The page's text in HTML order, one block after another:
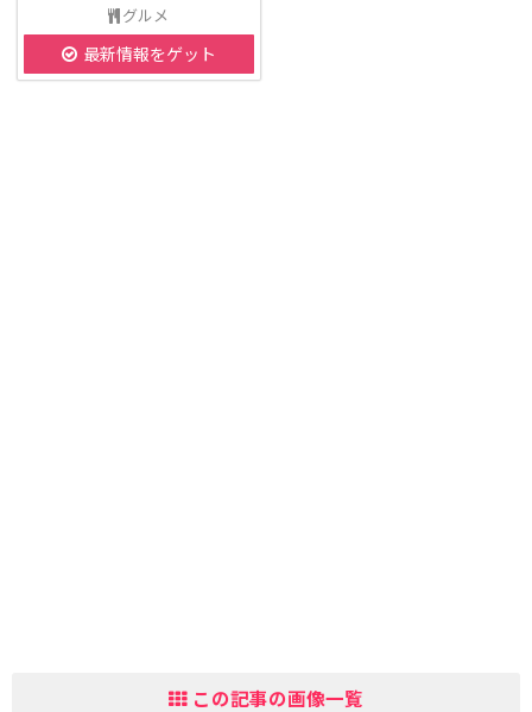
グルメ
最新情報をゲット
この記事の画像一覧